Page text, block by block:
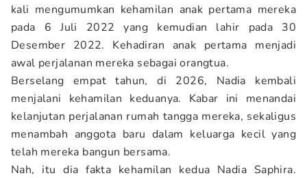
kali mengumumkan kehamilan anak pertama mereka
pada 6 Juli 2022 yang kemudian lahir pada 30
Desember 2022. Kehadiran anak pertama menjadi
awal perjalanan mereka sebagai orangtua.
Berselang empat tahun, di 2026, Nadia kembali
menjalani kehamilan keduanya. Kabar ini menandai
kelanjutan perjalanan rumah tangga mereka, sekaligus
menambah anggota baru dalam keluarga kecil yang
telah mereka bangun bersama.
Nah, itu dia fakta kehamilan kedua Nadia Saphira.